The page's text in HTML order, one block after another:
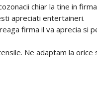
chiar la tine in
apreciati entertaineri.
firma il va aprecia si
Ne adaptam la orice